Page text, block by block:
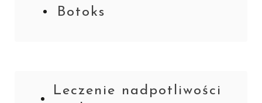
Botoks
Leczenie nadpotliwości